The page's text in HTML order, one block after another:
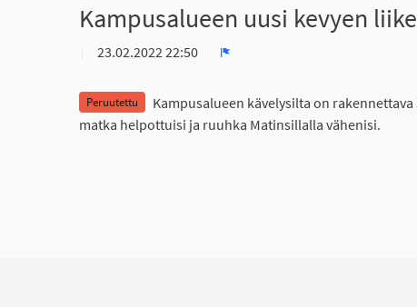
Kampusalueen uusi kevyen
23.02.2022 22:50
Peruutettu
Kampusalueen kävelysilta on
matka helpottuisi ja ruuhka Matinsillalla vähenisi.